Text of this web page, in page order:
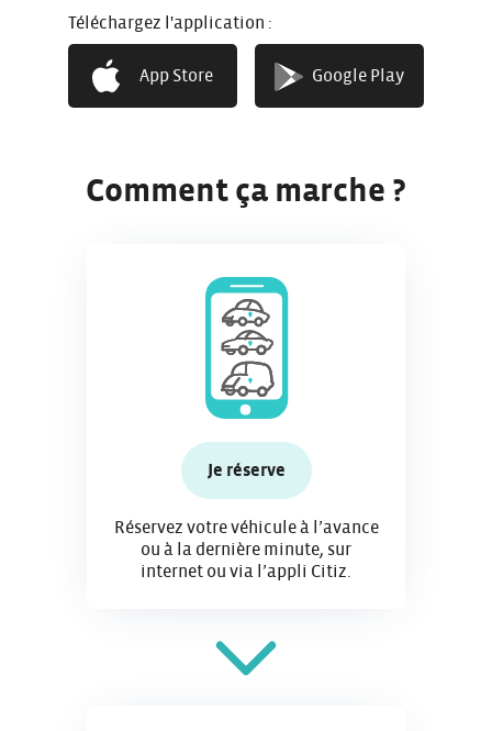
Téléchargez l'application :
App Store Google Play
Comment ça marche ?
Je réserve
Réservez votre véhicule à l’avance
ou à la dernière minute, sur
internet ou via l’appli Citiz.